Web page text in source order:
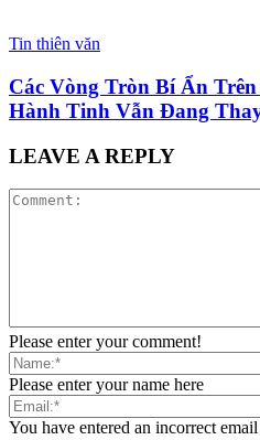
Tin thiên văn
Các Vòng Tròn Bí Ẩn
Hành Tinh Vẫn Đang
LEAVE A REPLY
Please enter your comment!
Please enter your name here
You have entered an incorrect email